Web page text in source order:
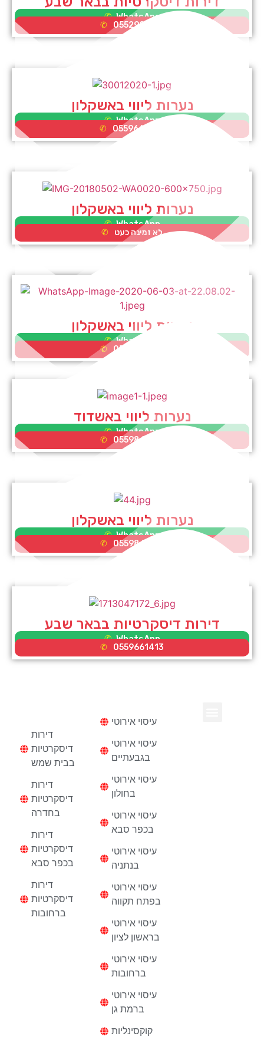
WhatsApp
0552995353
נערות ליווי באשקלון
WhatsApp
0559662075
נערות ליווי באשקלון
WhatsApp
לא זמינה כעט
נערות ליווי באשקלון
WhatsApp
0552995353
נערות ליווי באשדוד
WhatsApp
0559865581
נערות ליווי באשקלון
WhatsApp
0559865581
דירות דיסקרטיות בבאר שבע
WhatsApp
0559661413
דירות
דיסקרטיות
בבית שמש
דירות
דיסקרטיות
בחדרה
דירות
דיסקרטיות
בכפר סבא
דירות
דיסקרטיות
ברחובות
עיסוי אירוטי
עיסוי אירוטי
בגבעתיים
עיסוי אירוטי
בחולון
עיסוי אירוטי
בכפר סבא
עיסוי אירוטי
בנתניה
עיסוי אירוטי
בפתח תקווה
עיסוי אירוטי
בראשון לציון
עיסוי אירוטי
ברחובות
עיסוי אירוטי
ברמת גן
קוקסינליות